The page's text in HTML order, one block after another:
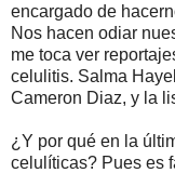
encargado de
Nos hacen odiar
me toca ver
celulitis. Salma
Cameron Diaz, y la
¿Y por qué en la
celulíticas? Pues es